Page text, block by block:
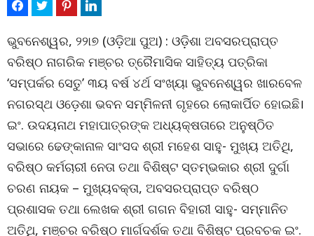
ଭୁବନେଶ୍ୱର, ୨୨ା୭ (ଓଡ଼ିଆ ପୁଅ) : ଓଡ଼ିଶା ଅବସରପ୍ରାପ୍ତ
ବରିଷ୍ଠ ନାଗରିକ ମଞ୍ଚର ତ୍ରୈମାସିକ ସାହିତ୍ୟ ପତ୍ରିକା
‘ସମ୍ପର୍କର ସେତୁ’ ୩ୟ ବର୍ଷ ୪ର୍ଥ ସଂଖ୍ୟା ଭୁବନେଶ୍ୱର ଖାରବେଳ
ନଗରସ୍ଥ ଓଡ଼େଶା ଭବନ ସମ୍ମିଳନୀ ଗୃହରେ ଲୋକାର୍ପିତ ହୋଇଛି।
ଇଂ. ଉଦୟନାଥ ମହାପାତ୍ରଙ୍କ ଅଧ୍ୟକ୍ଷତାରେ ଅନୁଷ୍ଠିତ
ସଭାରେ ଢେଙ୍କାନାଳ ସାଂସଦ ଶ୍ରୀ ମହେଶ ସାହୁ- ମୁଖ୍ୟ ଅତିଥି,
ବରିଷ୍ଠ କର୍ମଚାରୀ ନେତା ତଥା ବିଶିଷ୍ଟ ସ୍ତମ୍ଭକାର ଶ୍ରୀ ଦୁର୍ଗା
ଚରଣ ନାୟକ – ମୁଖ୍ୟବକ୍ତା, ଅବସରପ୍ରାପ୍ତ ବରିଷ୍ଠ
ପ୍ରଶାସକ ତଥା ଲେଖକ ଶ୍ରୀ ଗଗନ ବିହାରୀ ସାହୁ- ସମ୍ମାନିତ
ଅତିଥି, ମଞ୍ଚର ବରିଷ୍ଠ ମାର୍ଗଦର୍ଶକ ତଥା ବିଶିଷ୍ଟ ପ୍ରବଚକ ଇଂ.